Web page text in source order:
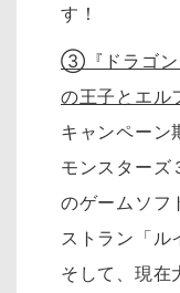
す！
③『ドラゴン
の王子とエル
キャンペーン
モンスターズ
のゲームソフ
ストラン「ル
そして、現在